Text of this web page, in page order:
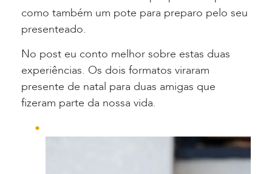
como também um pote para preparo pelo seu
presenteado.
No post eu conto melhor sobre estas duas
experiências. Os dois formatos viraram
presente de natal para duas amigas que
fizeram parte da nossa vida.